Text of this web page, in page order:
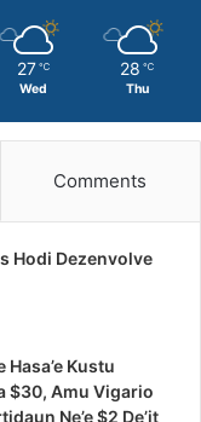
27 ℃
Wed
28 ℃
Thu
Comments
Hodi Dezenvolve
Kustu
$30, Amu Vigario
Ne’e $2 De’it